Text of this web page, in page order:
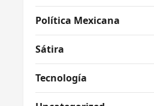
Política Mexicana
Sátira
Tecnología